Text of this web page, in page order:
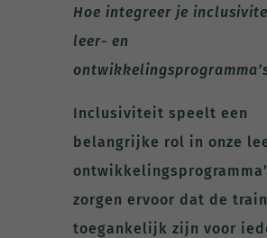
Hoe integreer je
leer- en
Inclusiviteit speelt een
belangrijke rol in onze
zorgen ervoor dat de
toegankelijk zijn voor